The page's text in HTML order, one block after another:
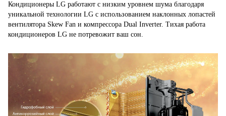
Кондиционеры LG работают с низким уровнем шума благодаря
уникальной технологии LG с использованием наклонных лопастей
вентилятора Skew Fan и компрессора Dual Inverter. Тихая работа
кондиционеров LG не потревожит ваш сон.